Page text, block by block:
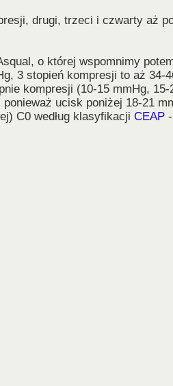
drugi, trzeci i czwarty aż
o której wspomnimy
3 stopień kompresji to aż 34-
kompresji (10-15 mmHg, 15-
ucisk poniżej 18-21
C0 według klasyfikacji CEAP